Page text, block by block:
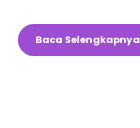
Baca Selengkapnya